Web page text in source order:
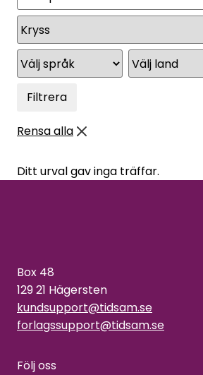
Filtrera
Rensa alla
Ditt urval gav inga träffar.
Box 48
129 21 Hägersten
kundsupport@tidsam.se
forlagssupport@tidsam.se
Följ oss